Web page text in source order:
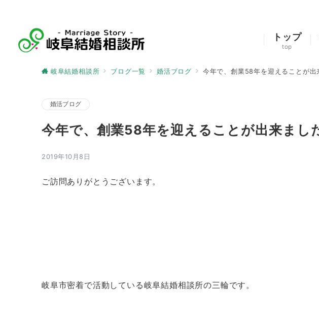
トップ
top
岐阜結婚相談所 ブログ一覧 婚活ブログ 今年で、創業58年を迎えることが出
婚活ブログ
今年で、創業58年を迎えることが出来まし
2019年10月8日
ご訪問ありがとうございます。
岐阜市密着で活動している岐阜結婚相談所の三輪です。